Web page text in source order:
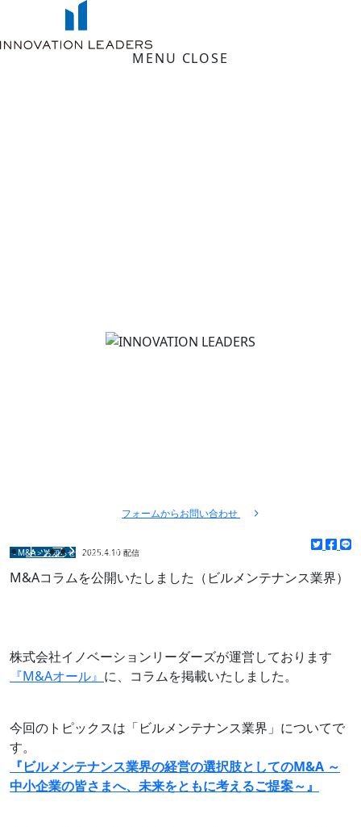
MENU CLOSE
フォームからお問い合わせ
トップ お知らせ
＜M&A＞お知らせ 2025.4.10 配信
M&Aコラムを公開いたしました（ビルメンテナンス業界）
株式会社イノベーションリーダーズが運営しております
『M&Aオール』 に、コラムを掲載いたしました。
今回のトピックスは「ビルメンテナンス業界」についてで
す。
『ビルメンテナンス業界の経営の選択肢としてのM&A ～
中小企業の皆さまへ、未来をともに考えるご提案～』